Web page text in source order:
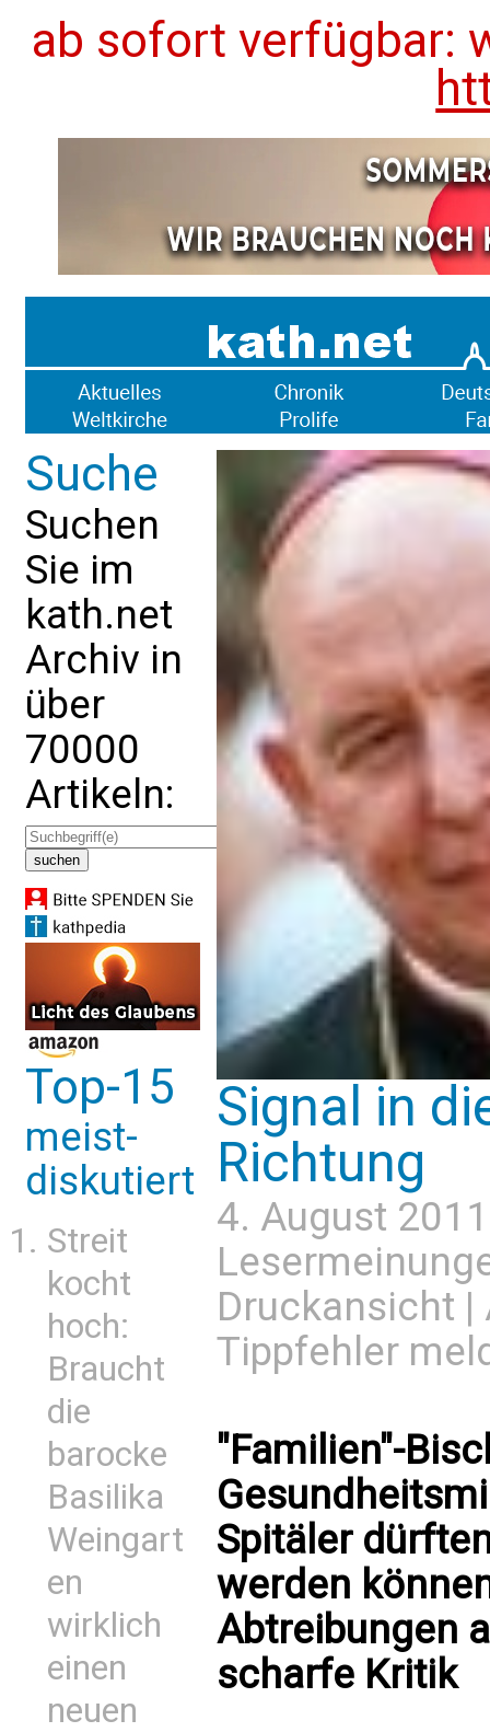
ab sofort verfügbar:
Suche
Suchen
Sie im
kath.net
Archiv in
über
70000
Artikeln:
Top-15
meist-
diskutiert
Streit
kocht
hoch:
Braucht
die
barocke
Basilika
Weingart
en
wirklich
einen
neuen
Signal in
Richtung
4. August
Druckansicht |
Tippfehler
"Familien"-
Spitäler
werden
Abtreibungen
scharfe Kritik